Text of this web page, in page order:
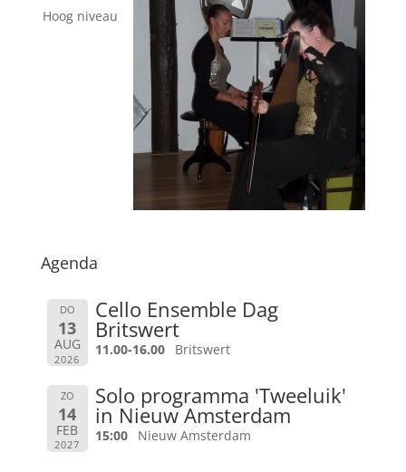
Hoog niveau
Agenda
DO
13
AUG
2026
Cello Ensemble Dag
Britswert
11.00-16.00 Britswert
ZO
14
FEB
2027
Solo programma 'Tweeluik'
in Nieuw Amsterdam
15:00 Nieuw Amsterdam